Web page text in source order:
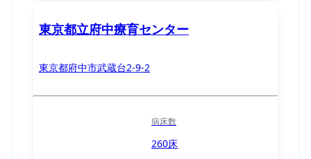
東京都立府中療育センター
東京都府中市武蔵台2-9-2
病床数
260床